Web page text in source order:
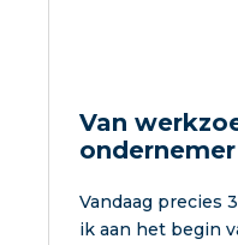
Van
Vandaag precies
ik aan het begin